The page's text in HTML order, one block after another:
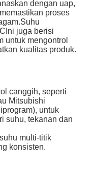
dengan uap,
proses
juga berisi
untuk mengontrol
kualitas produk.
canggih, seperti
Mitsubishi
untuk
suhu, tekanan dan
multi-titik
konsisten.